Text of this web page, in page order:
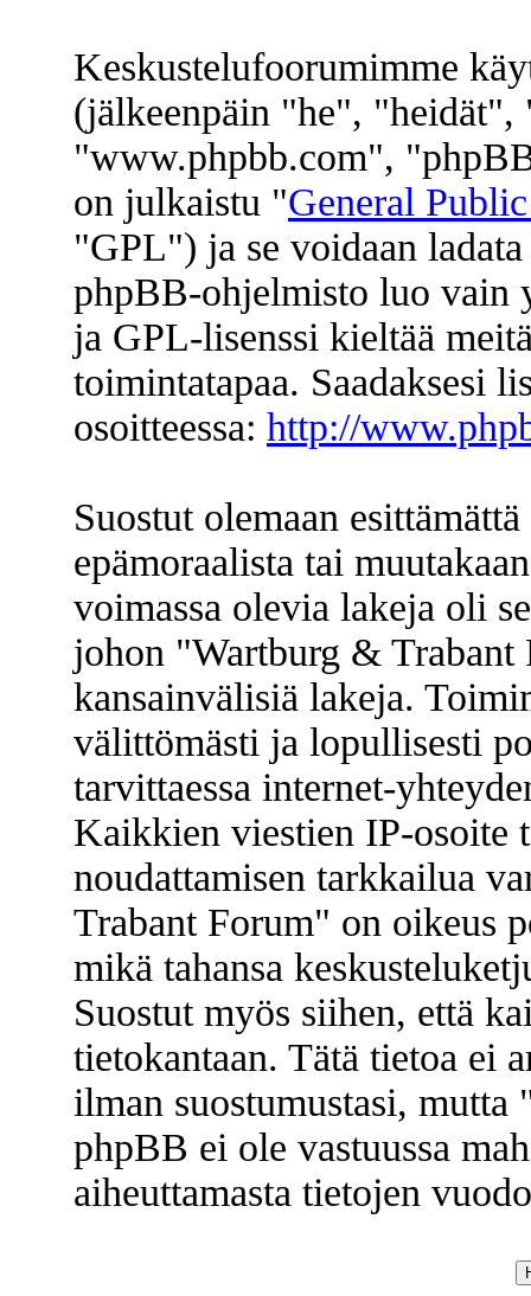
Keskustelufoorumimme
(jälkeenpäin "he",
"www.phpbb.com",
on julkaistu "General
"GPL") ja se voidaan
phpBB-ohjelmisto luo vain
ja GPL-lisenssi kieltää
toimintatapaa. Saadaksesi
osoitteessa: http://
Suostut olemaan
epämoraalista tai
voimassa olevia lakeja oli
johon "Wartburg &
kansainvälisiä lakeja.
välittömästi ja lopullisesti
tarvittaessa internet-
Kaikkien viestien IP-osoite
noudattamisen tarkkailua
Trabant Forum" on oikeus
mikä tahansa
Suostut myös siihen, että
tietokantaan. Tätä tietoa ei
ilman suostumustasi,
phpBB ei ole vastuussa
aiheuttamasta tietojen